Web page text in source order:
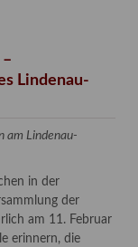
Lindenau-
am Lindenau-
in der
der
am 11. Februar
erinnern, die